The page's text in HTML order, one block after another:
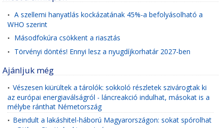
• A szellemi hanyatlás kockázatának 45%-a befolyásolható a
WHO szerint
• Másodfokúra csökkent a riasztás
• Törvényi döntés! Ennyi lesz a nyugdíjkorhatár 2027-ben
Ajánljuk még
• Vészesen kiürültek a tárolók: sokkoló részletek szivárogtak ki
az európai energiaválságról - láncreakció indulhat, másokat is a
mélybe ránthat Németország
• Beindult a lakáshitel-háború Magyarországon: sokat spórolhat